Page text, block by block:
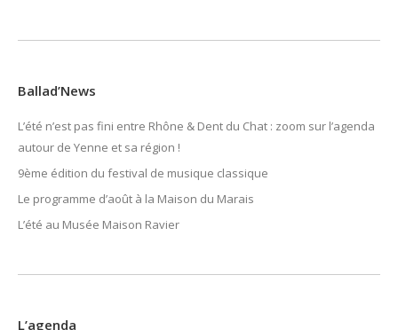
Ballad’News
L’été n’est pas fini entre Rhône & Dent du Chat : zoom sur l’agenda
autour de Yenne et sa région !
9ème édition du festival de musique classique
Le programme d’août à la Maison du Marais
L’été au Musée Maison Ravier
L’agenda